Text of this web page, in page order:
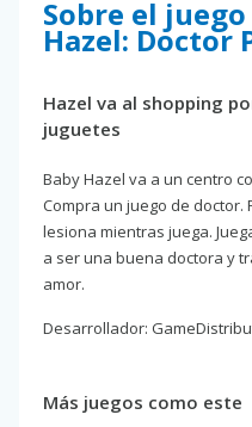
Sobre el
Hazel: Doctor
Hazel va al shopping
juguetes
Baby Hazel va a un centro
Compra un juego de
lesiona mientras juega.
a ser una buena doctora y
amor.
Desarrollador:
Más juegos como este